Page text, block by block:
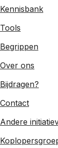
Kennisbank
Tools
Begrippen
Over ons
Bijdragen?
Contact
Andere